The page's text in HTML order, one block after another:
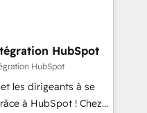
Unlock your
to helping
solutions that fit
are thrilled to have
leading the
HubSpot
HubSpot
les dirigeants à se
à HubSpot ! Chez